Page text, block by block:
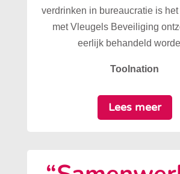
verdrinken in bureaucratie is
met Vleugels Beveiliging
eerlijk behandeld
Toolnation
Lees meer